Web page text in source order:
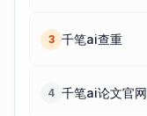
3 千笔ai查重
4 千笔ai论文官网